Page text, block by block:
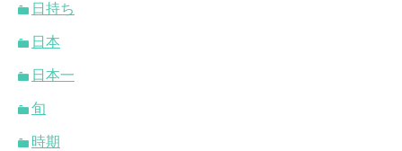
日持ち
日本
日本一
旬
時期